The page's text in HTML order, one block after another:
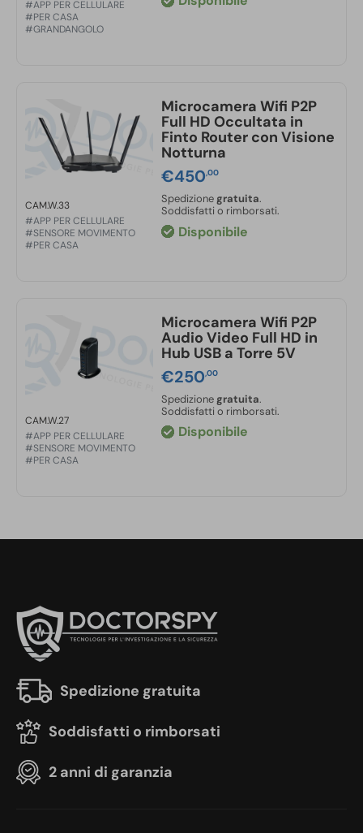
#APP PER CELLULARE
#PER CASA
#GRANDANGOLO
CAM.W.33
#APP PER CELLULARE
#SENSORE MOVIMENTO
#PER CASA
Microcamera Wifi P2P
Full HD Occultata in
Finto Router con Visione
Notturna
€450,00
Spedizione gratuita.
Soddisfatti o rimborsati.
Disponibile
CAM.W.27
#APP PER CELLULARE
#SENSORE MOVIMENTO
#PER CASA
Microcamera Wifi P2P
Audio Video Full HD in
Hub USB a Torre 5V
€250,00
Spedizione gratuita.
Soddisfatti o rimborsati.
Disponibile
Spedizione gratuita
Soddisfatti o rimborsati
2 anni di garanzia